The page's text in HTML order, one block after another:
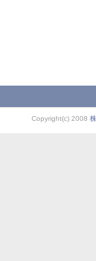
Copyright(c) 2008